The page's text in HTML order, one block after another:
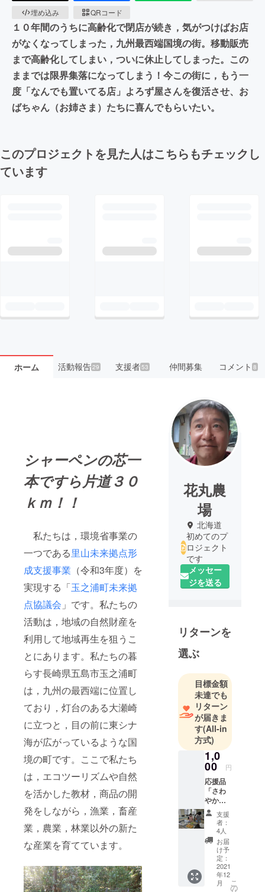
埋め込み
QRコード
１０年間のうちに高齢化で閉店が続き，気がつけばお店
がなくなってしまった，九州最西端国境の街。移動販売
まで高齢化してしまい，ついに休止してしまった。この
ままでは限界集落になってしまう！今この街に，もう一
度「なんでも置いてる店」よろず屋さんを復活させ、お
ばちゃん（お姉さま）たちに喜んでもらいたい。
このプロジェクトを見た人はこちらもチェックし
ています
ホーム 活動報告29 支援者53 仲間募集 コメント8
シャーペンの芯一
本ですら片道３０
ｋｍ！！
私たちは，環境省事業の
一つである里山未来拠点形
成支援事業 （令和3年度）を
実現する「玉之浦町未来拠
点協議会 」です。私たちの
活動は，地域の自然財産を
利用して地域再生を狙うこ
とにあります。私たちの暮
らす長崎県五島市玉之浦町
は，九州の最西端に位置し
ており，灯台のある大瀬崎
に立つと，目の前に東シナ
海が広がっているような国
境の町です。ここで私たち
は，エコツーリズムや自然
を活かした教材，商品の開
発をしながら，漁業，畜産
業，農業，林業以外の新た
な産業を育てています。
花丸農
場
北海道
初めてのプ
ロジェクト
です
メッセー
ジを送る
リターンを
選ぶ
目標金額
未達でも
リターン
が届きま
す(All-in
方式)
1,0
00 円
応援品
「さわ
やかす
ぎる鹿
肉バー
ガー交
換券」
改築後
鶴田商
店で店
頭販売
予定
支援
者：
4人
お届
け予
定：
2021
年12
月
こ
の